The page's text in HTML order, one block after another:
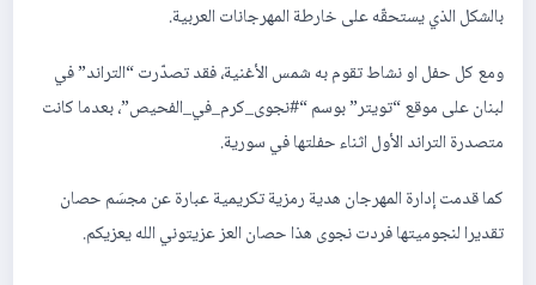
بالشكل الذي يستحقّه على خارطة المهرجانات العربية.
ومع كل حفل او نشاط تقوم به شمس الأغنية، فقد تصدّرت “التراند” في
لبنان على موقع “تويتر” بوسم “#نجوى_كرم_في_الفحيص”، بعدما كانت
متصدرة التراند الأول اثناء حفلتها في سورية.
كما قدمت إدارة المهرجان هدية رمزية تكريمية عبارة عن مجسَم حصان
تقديرا لنجوميتها فردت نجوى هذا حصان العز عزيتوني الله يعزيكم.